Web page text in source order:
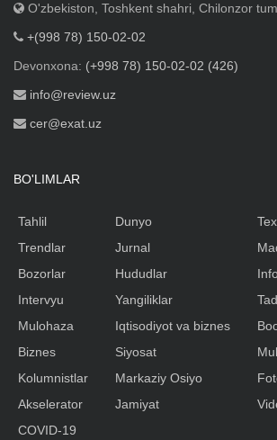
O'zbekiston, Toshkent shahri, Chilonzor
+(998 78) 150-02-02
Devonxona: (+998 78) 150-02-02 (426)
info@review.uz
cer@exat.uz
BO'LIMLAR
Tahlil
Trendlar
Bozorlar
Intervyu
Mulohaza
Biznes
Kolumnistlar
Akselerator
Dunyo
Jurnal
Hududlar
Yangiliklar
Iqtisodiyot va biznes
Siyosat
Markaziy Osiyo
Jamiyat
COVID-19